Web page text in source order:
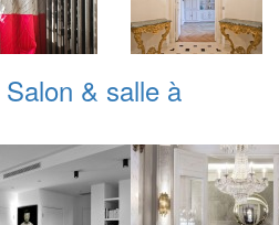
Salon & salle à